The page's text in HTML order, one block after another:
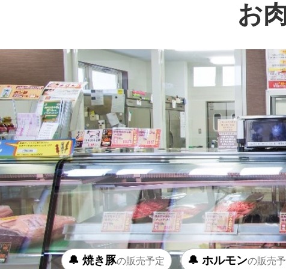
お
🔔 焼き豚の販売予定 🔔 ホルモンの販売